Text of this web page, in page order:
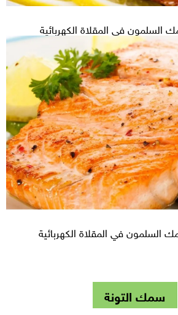
في المقلاة الكهربائية
في المقلاة الكهربائية
سمك التونة